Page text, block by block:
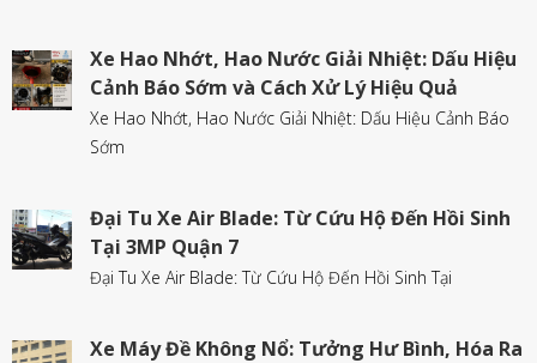
Xe Hao Nhớt, Hao Nước Giải Nhiệt: Dấu Hiệu
Cảnh Báo Sớm và Cách Xử Lý Hiệu Quả
Xe Hao Nhớt, Hao Nước Giải Nhiệt: Dấu Hiệu Cảnh Báo
Sớm
Đại Tu Xe Air Blade: Từ Cứu Hộ Đến Hồi Sinh
Tại 3MP Quận 7
Đại Tu Xe Air Blade: Từ Cứu Hộ Đến Hồi Sinh Tại
Xe Máy Đề Không Nổ: Tưởng Hư Bình, Hóa Ra